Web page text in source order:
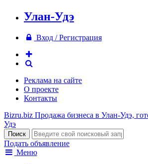
Улан-Удэ
Вход / Регистрация
Реклама на сайте
О проекте
Контакты
Bizru.biz Продажа бизнеса в Улан-Удэ,
Удэ
Подать объявление
Меню